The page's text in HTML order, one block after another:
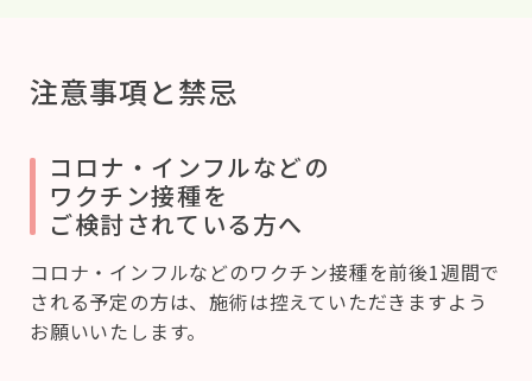
注意事項と禁忌
コロナ・インフルなどの
ワクチン接種を
ご検討されている方へ
コロナ・インフルなどのワクチン接種を前後1週間で
される予定の方は、施術は控えていただきますよう
お願いいたします。